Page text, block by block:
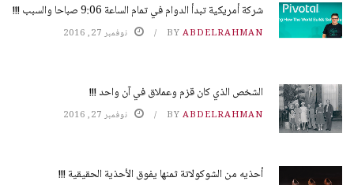
شركة أمريكية تبدأ الدوام في تمام الساعة 9:06 صباحا والسبب !!!
BY ABDELRAHMAN نوفمبر 27, 2016
الشخص الذي كان قزم وعملاق في آن واحد !!!
BY ABDELRAHMAN نوفمبر 27, 2016
أحذيه من الشوكولاتة ثمنها يفوق الأحذية الحقيقية !!!